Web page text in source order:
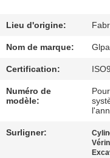
VISITE
DE
L'USINE
CONTRÔLE
Lieu d'origine:
Nom de marque:
Certification:
Numéro de
modèle:
Surligner: